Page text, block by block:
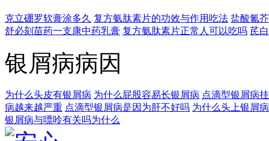
克立硼罗软膏涂多久 复方氨肽素片的功效与作用吃法 盐酸氮
舒必刻苗药一支康中药乳膏 复方氨肽素片正常人可以吃吗 芪
银屑病病因
为什么头皮有银屑病 为什么屁股容易长银屑病 点滴型银屑病
病越来越严重 点滴型银屑病是因为肝不好吗 为什么头上银屑
银屑病与嘌呤有关吗为什么